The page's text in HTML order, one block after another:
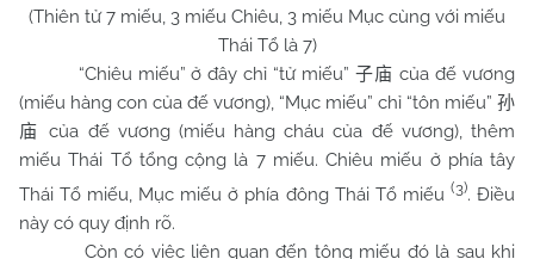
(Thiên tử 7 miếu, 3 miếu Chiêu, 3 miếu Mục cùng với miếu
Thái Tổ là 7)
“Chiêu miếu” ở đây chỉ “tử miếu”子庙 của đế vương
(miếu hàng con của đế vương), “Mục miếu” chỉ “tôn miếu” 孙
庙
của đế vương (miếu hàng cháu của đế vương), thêm
miếu Thái Tổ tổng cộng là 7 miếu. Chiêu miếu ở phía tây
Thái Tổ miếu, Mục miếu ở phía đông Thái Tổ miếu (3). Điều
này có quy định rõ.
Còn có việc liên quan đến tông miếu đó là sau khi